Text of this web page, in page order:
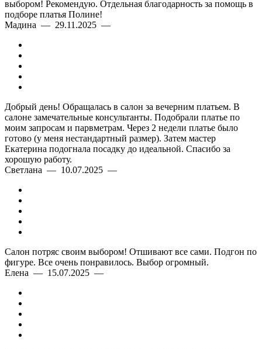
выбором! Рекомендую. Отдельная благодарность за помощь в
подборе платья Полине!
Мадина — 29.11.2025 —
Добрый день! Обращалась в салон за вечерним платьем. В
салоне замечательные консультанты. Подобрали платье по
моим запросам и парвметрам. Через 2 недели платье было
готово (у меня нестандартный размер). Затем мастер
Екатерина подогнала посадку до идеальной. Спасибо за
хорошую работу.
Светлана — 10.07.2025 —
Салон потряс своим выбором! Отшивают все сами. Подгон по
фигуре. Все очень понравилось. Выбор огромный.
Елена — 15.07.2025 —